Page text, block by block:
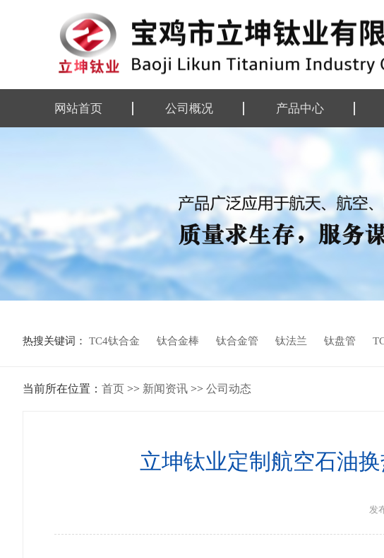
网站首页 公司概况
组织机构
厂区掠影
产品中心
钛设备类
热搜关键词： TC4钛合金 钛合金棒 钛合金管 钛法兰 钛盘管
当前所在位置： 首页 >> 新闻资讯 >> 公司动态
立坤钛业定制航空石油
发